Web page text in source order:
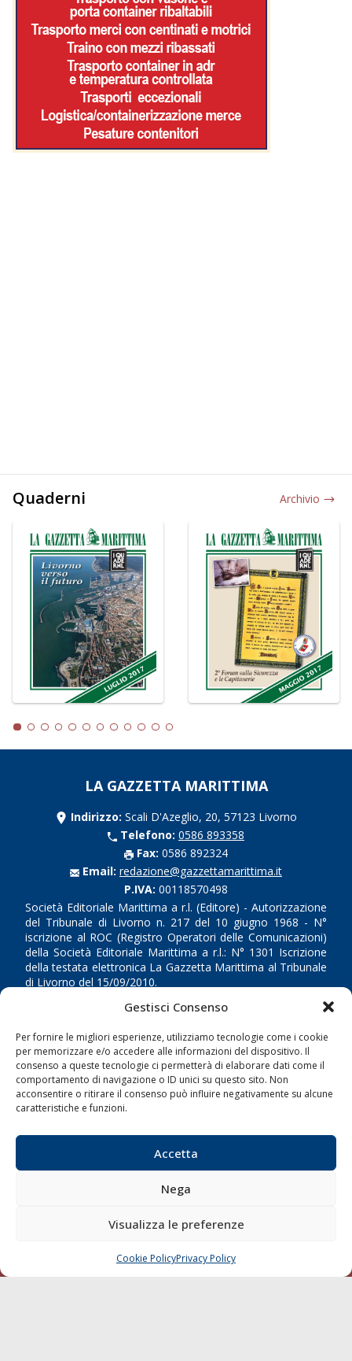
Gestisci Consenso
Per fornire le migliori esperienze, utilizziamo tecnologie come i cookie
per memorizzare e/o accedere alle informazioni del dispositivo. Il
consenso a queste tecnologie ci permetterà di elaborare dati come il
comportamento di navigazione o ID unici su questo sito. Non
acconsentire o ritirare il consenso può influire negativamente su alcune
caratteristiche e funzioni.
Accetta
Nega
Visualizza le preferenze
Cookie PolicyPrivacy Policy
Quaderni Archivio
LA GAZZETTA MARITTIMA
Indirizzo: Scali D'Azeglio, 20, 57123 Livorno
Telefono: 0586 893358
Fax: 0586 892324
Email: redazione@gazzettamarittima.it
P.IVA: 00118570498
Società Editoriale Marittima a r.l. (Editore) - Autorizzazione
del Tribunale di Livorno n. 217 del 10 giugno 1968 - N°
iscrizione al ROC (Registro Operatori delle Comunicazioni)
della Società Editoriale Marittima a r.l.: N° 1301 Iscrizione
della testata elettronica La Gazzetta Marittima al Tribunale
di Livorno del 15/09/2010.
LINK
Shipping
Porti/Interporti
Trasporti
Sostenibilità
Compagnie di Navigazione
Blue economy
Diporto
Contatti
CHIAMA SCRIVI